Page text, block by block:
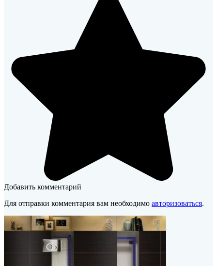
Добавить комментарий
Для отправки комментария вам необходимо авторизоваться.